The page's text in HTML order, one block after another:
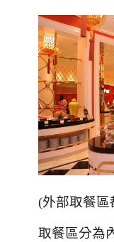
(外部取餐區
取餐區分為